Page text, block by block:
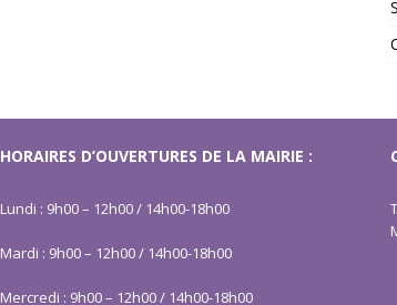
HORAIRES D’OUVERTURES DE LA MAIRIE :
Lundi : 9h00 – 12h00 / 14h00-18h00
Mardi : 9h00 – 12h00 / 14h00-18h00
Mercredi : 9h00 – 12h00 / 14h00-18h00